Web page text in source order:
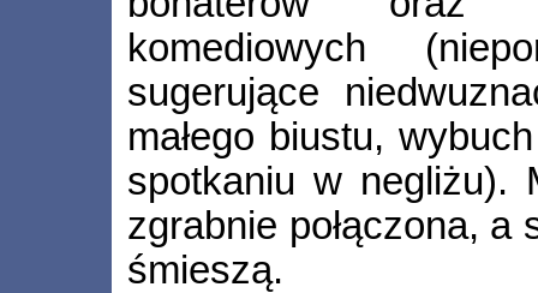
komediowych
sugerujące
małego biustu,
spotkaniu w negliżu).
zgrabnie połączona,
śmieszą.